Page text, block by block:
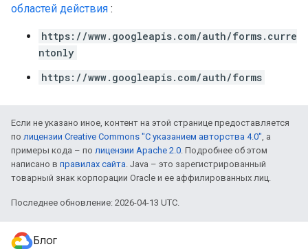
областей действия :
https://www.googleapis.com/auth/forms.curre
ntonly
https://www.googleapis.com/auth/forms
Если не указано иное, контент на этой странице предоставляется
по лицензии Creative Commons "С указанием авторства 4.0", а
примеры кода – по лицензии Apache 2.0. Подробнее об этом
написано в правилах сайта. Java – это зарегистрированный
товарный знак корпорации Oracle и ее аффилированных лиц.
Последнее обновление: 2026-04-13 UTC.
Блог